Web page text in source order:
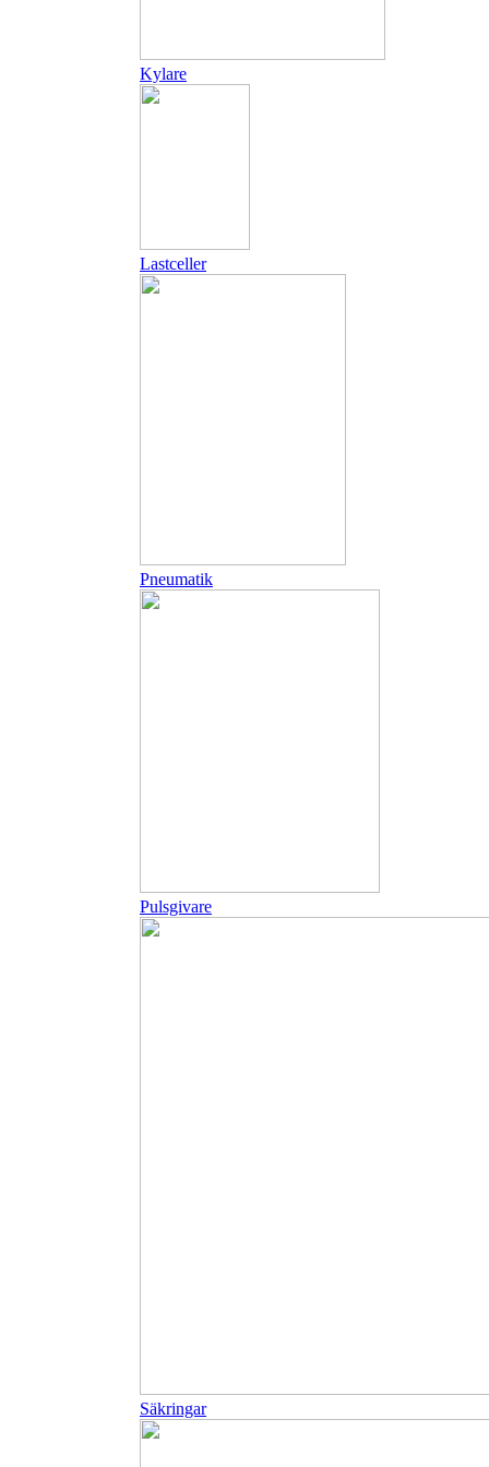
Kylare
Lastceller
Pneumatik
Pulsgivare
Säkringar